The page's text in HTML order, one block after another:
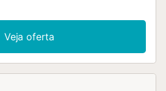
também são sempre bem-
piscina há uma área de churrasco
e um bar de Verão. A casa também
de Inverno e é
Veja oferta